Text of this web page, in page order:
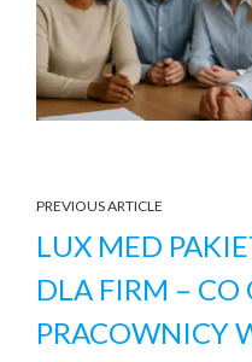
PREVIOUS ARTICLE
LUX MED
DLA FIRM – CO
PRACOWNICY